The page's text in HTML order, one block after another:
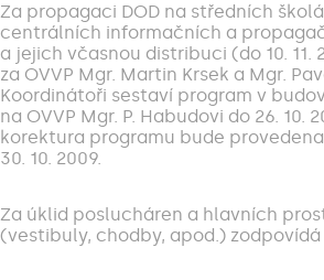
Za propagaci DOD na středních
centrálních informačních a
a jejich včasnou distribuci (do 10. 11.
za OVVP Mgr. Martin Krsek a Mgr.
Koordinátoři sestaví program v
na OVVP Mgr. P. Habudovi do 26. 10.
korektura programu bude
30. 10. 2009.
Za úklid poslucháren a hlavních
(vestibuly, chodby, apod.)